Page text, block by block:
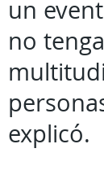
un
no
explicó.